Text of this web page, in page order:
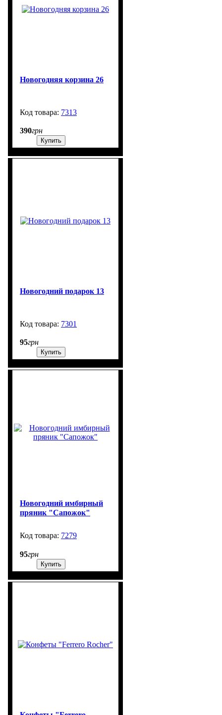
Новогодняя корзина 26
7313
390грн
Купить
Новогодний подарок 13
7301
95грн
Купить
Новогодний имбирный
пряник "Сапожок"
7279
95грн
Купить